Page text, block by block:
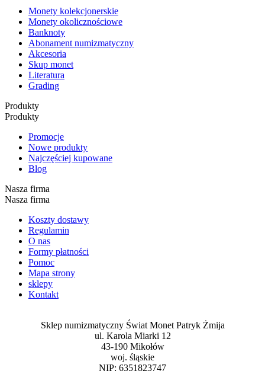
Monety kolekcjonerskie
Monety okolicznościowe
Banknoty
Abonament numizmatyczny
Akcesoria
Skup monet
Literatura
Grading
Produkty
Produkty
Promocje
Nowe produkty
Najczęściej kupowane
Blog
Nasza firma
Nasza firma
Koszty dostawy
Regulamin
O nas
Formy płatności
Pomoc
Mapa strony
sklepy
Kontakt
Sklep numizmatyczny Świat Monet Patryk Żmija
ul. Karola Miarki 12
43-190 Mikołów
woj. śląskie
NIP: 6351823747